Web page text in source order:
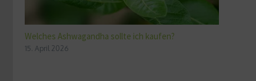
Welches Ashwagandha sollte ich kaufen?
15. April 2026